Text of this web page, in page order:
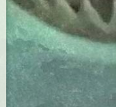
Geoff
Warwick
Gilbert